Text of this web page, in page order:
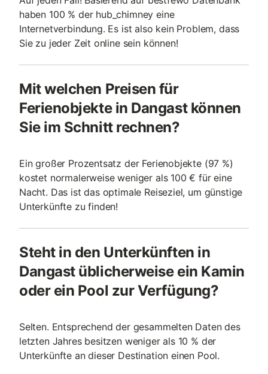
haben 100 % der hub_chimney eine
Internetverbindung. Es ist also kein Problem, dass
Sie zu jeder Zeit online sein können!
Mit welchen Preisen für
Ferienobjekte in Dangast können
Sie im Schnitt rechnen?
Ein großer Prozentsatz der Ferienobjekte (97 %)
kostet normalerweise weniger als 100 € für eine
Nacht. Das ist das optimale Reiseziel, um günstige
Unterkünfte zu finden!
Steht in den Unterkünften in
Dangast üblicherweise ein Kamin
oder ein Pool zur Verfügung?
Selten. Entsprechend der gesammelten Daten des
letzten Jahres besitzen weniger als 10 % der
Unterkünfte an dieser Destination einen Pool.